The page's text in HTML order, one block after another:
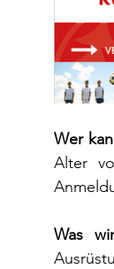
Wer
Alter
Was